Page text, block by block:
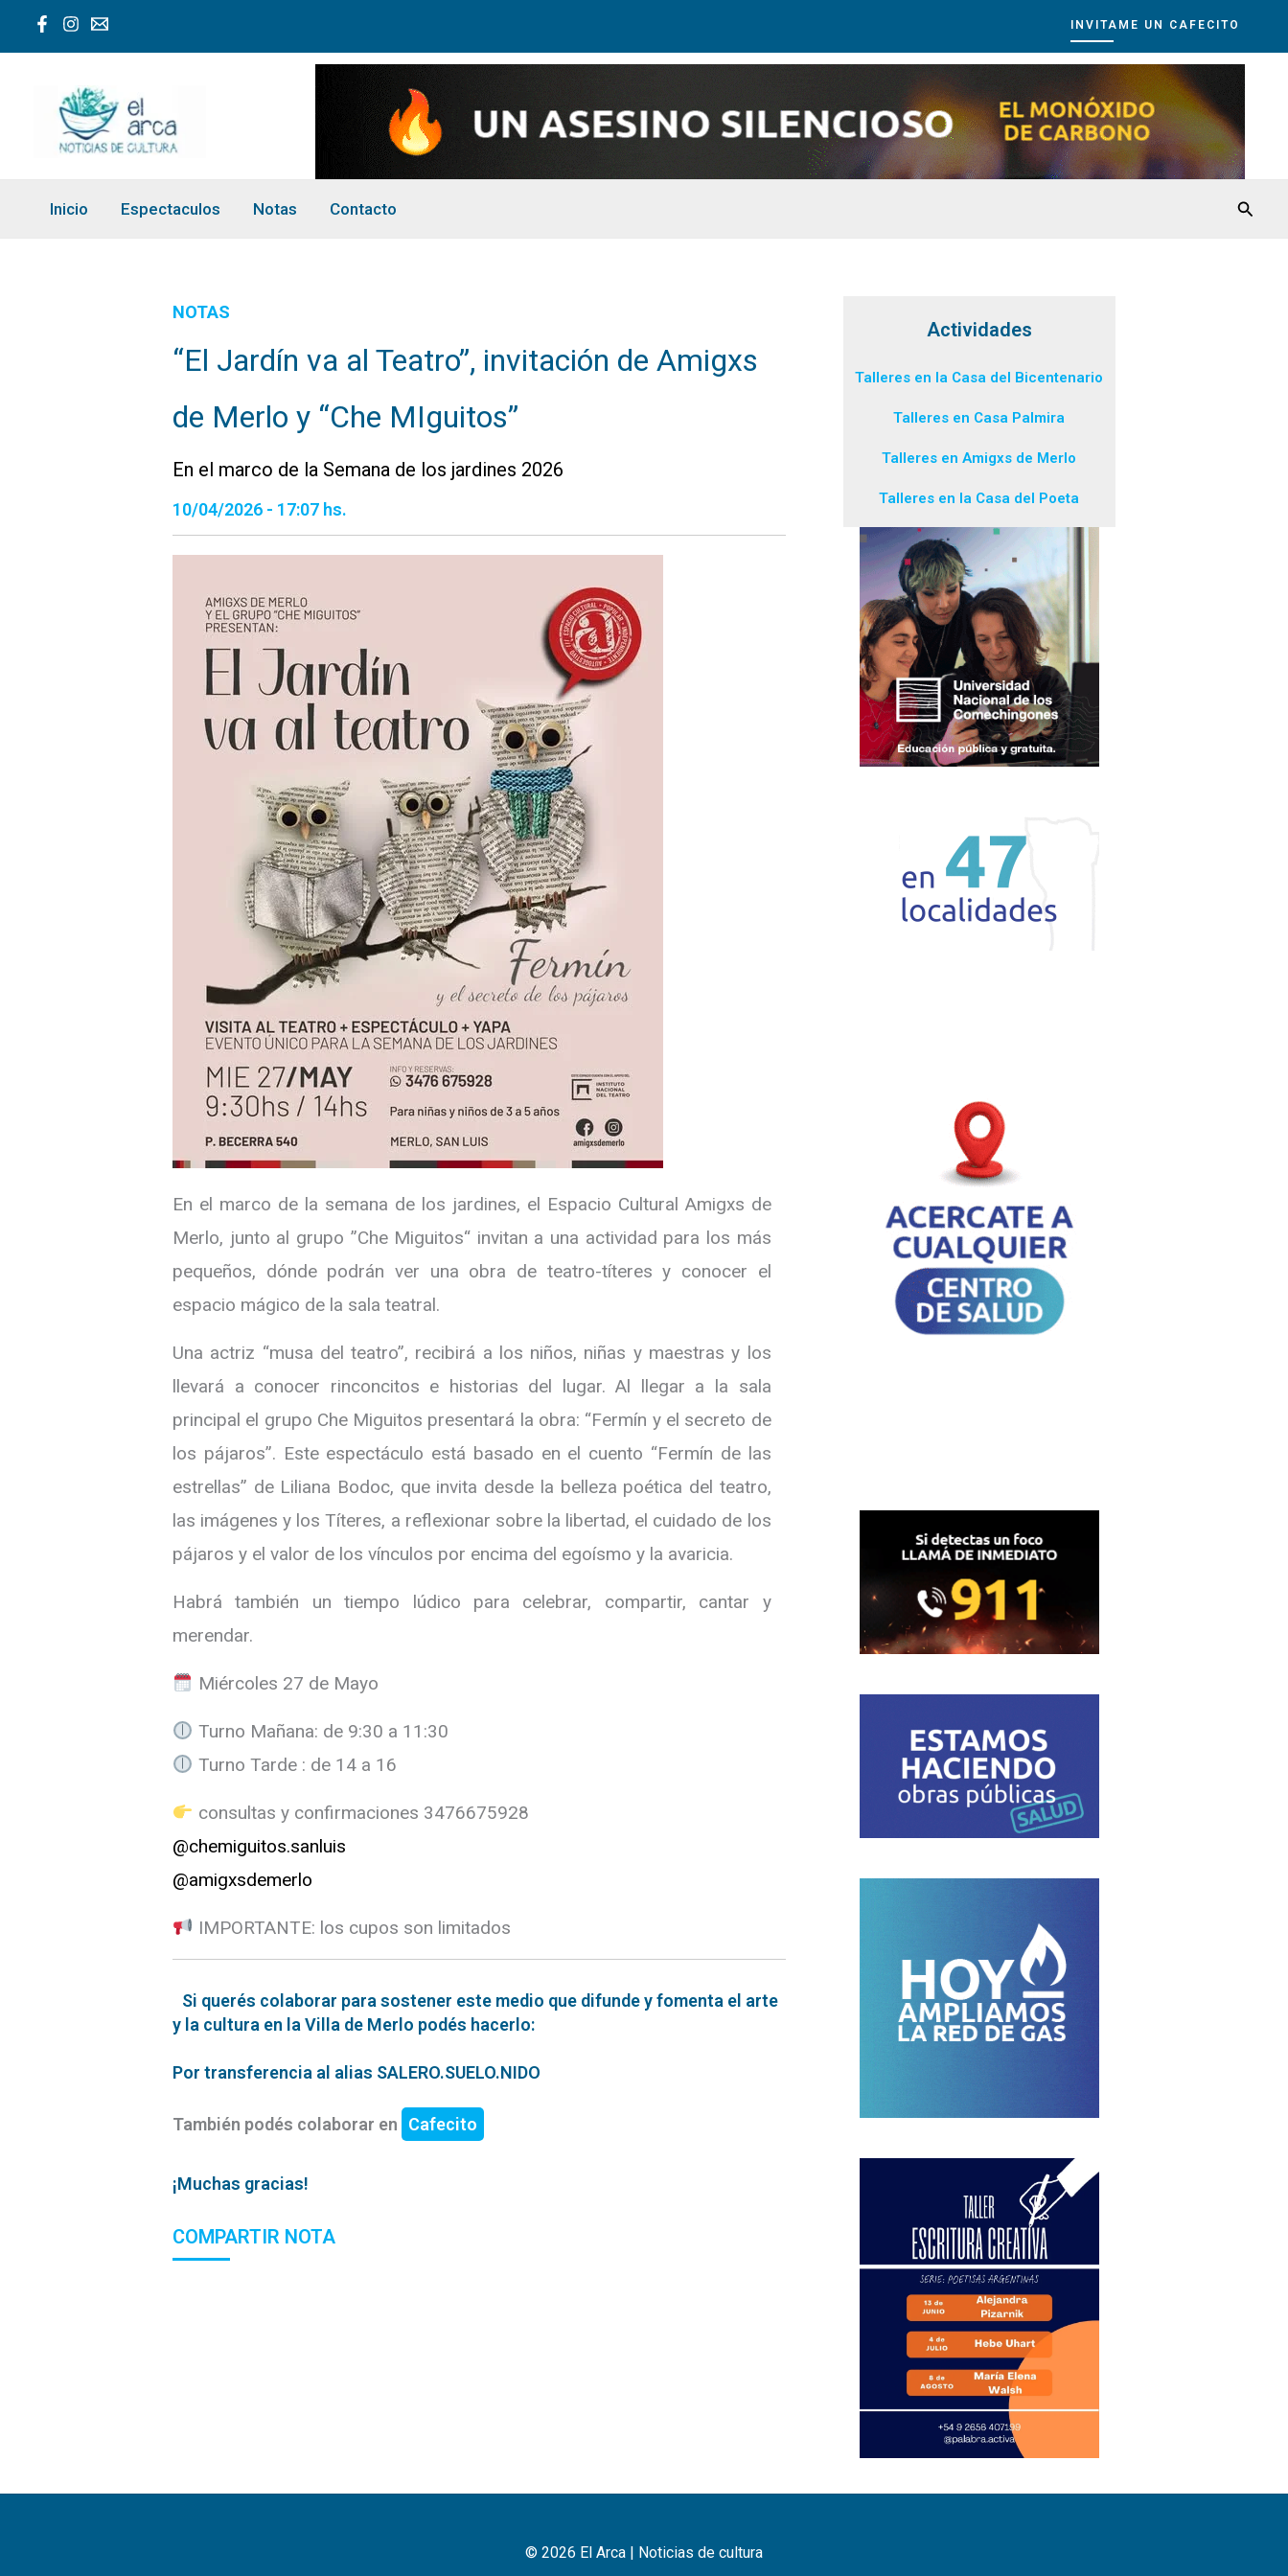
INVITAME UN CAFECITO
Inicio Espectaculos Notas Contacto
NOTAS
“El Jardín va al Teatro”, invitación de Amigxs
de Merlo y “Che MIguitos”
En el marco de la Semana de los jardines 2026
10/04/2026 - 17:07 hs.
En el marco de la semana de los jardines, el Espacio Cultural Amigxs de
Merlo, junto al grupo ”Che Miguitos“ invitan a una actividad para los más
pequeños, dónde podrán ver una obra de teatro-títeres y conocer el
espacio mágico de la sala teatral.
Una actriz “musa del teatro”, recibirá a los niños, niñas y maestras y los
llevará a conocer rinconcitos e historias del lugar. Al llegar a la sala
principal el grupo Che Miguitos presentará la obra: “Fermín y el secreto de
los pájaros”. Este espectáculo está basado en el cuento “Fermín de las
estrellas” de Liliana Bodoc, que invita desde la belleza poética del teatro,
las imágenes y los Títeres, a reflexionar sobre la libertad, el cuidado de los
pájaros y el valor de los vínculos por encima del egoísmo y la avaricia.
Habrá también un tiempo lúdico para celebrar, compartir, cantar y
merendar.
Miércoles 27 de Mayo
Turno Mañana: de 9:30 a 11:30
Turno Tarde : de 14 a 16
consultas y confirmaciones 3476675928
@chemiguitos.sanluis
@amigxsdemerlo
IMPORTANTE: los cupos son limitados
Si querés colaborar para sostener este medio que difunde y fomenta el arte
y la cultura en la Villa de Merlo podés hacerlo:
Por transferencia al alias SALERO.SUELO.NIDO
También podés colaborar en Cafecito
¡Muchas gracias!
COMPARTIR NOTA
Actividades
Talleres en la Casa del Bicentenario
Talleres en Casa Palmira
Talleres en Amigxs de Merlo
Talleres en la Casa del Poeta
© 2026 El Arca | Noticias de cultura